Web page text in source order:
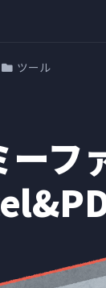
ツール
ーフ